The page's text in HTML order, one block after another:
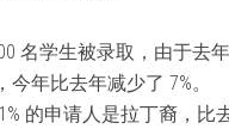
名学生被录取，由于去
今年比去年减少了 7%。
的申请人是拉丁裔，比